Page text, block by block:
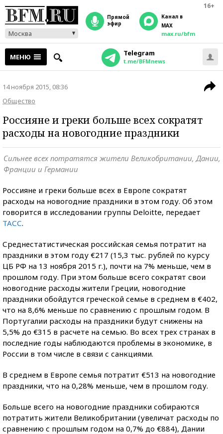
16+
Москва
прямой
эфир
Канал в
MAX
max.ru/bfm
МЕНЮ Telegram
t.me/BFMnews
14 ноября 2015, 08:36
Общество
Россияне и греки больше всех сократят
расходы на новогодние праздники
Сильнее всех потратятся жители Великобритании, Дании,
Франции и Германии
Россияне и греки больше всех в Европе сократят
расходы на новогодние праздники в этом году. Об этом
говорится в исследовании группы Deloitte, передает
ТАСС.
Среднестатистическая российская семья потратит на
праздники в этом году €217 (15,3 тыс. рублей по курсу
ЦБ РФ на 13 ноября 2015 г.), почти на 7% меньше, чем в
прошлом году. При этом больше всего сократят свои
новогодние расходы жители Греции, новогодние
праздники обойдутся греческой семье в среднем в €402,
что на 8,6% меньше по сравнению с прошлым годом. В
Португалии расходы на праздники будут снижены на
5,5% до €315 в расчете на семью. Во всех трех странах в
последние годы наблюдаются проблемы в экономике, в
России в том числе в связи с санкциями.
В среднем в Европе семья потратит €513 на новогодние
праздники, что на 0,28% меньше, чем в прошлом году.
Больше всего на новогодние праздники собираются
потратить жители Великобритании (увеличат расходы по
сравнению с прошлым годом на 0,7% до €884), Дании